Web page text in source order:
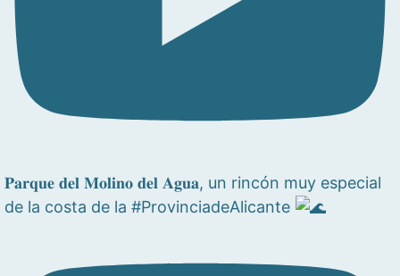
𝐏𝐚𝐫𝐪𝐮𝐞 𝐝𝐞𝐥 𝐌𝐨𝐥𝐢𝐧𝐨 𝐝𝐞𝐥 𝐀𝐠𝐮𝐚, un rincón muy especial
de la costa de la #ProvinciadeAlicante